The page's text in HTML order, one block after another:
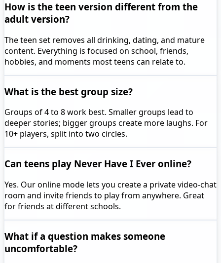
How is the teen version different from the
adult version?
The teen set removes all drinking, dating, and mature
content. Everything is focused on school, friends,
hobbies, and moments most teens can relate to.
What is the best group size?
Groups of 4 to 8 work best. Smaller groups lead to
deeper stories; bigger groups create more laughs. For
10+ players, split into two circles.
Can teens play Never Have I Ever online?
Yes. Our online mode lets you create a private video-chat
room and invite friends to play from anywhere. Great
for friends at different schools.
What if a question makes someone
uncomfortable?